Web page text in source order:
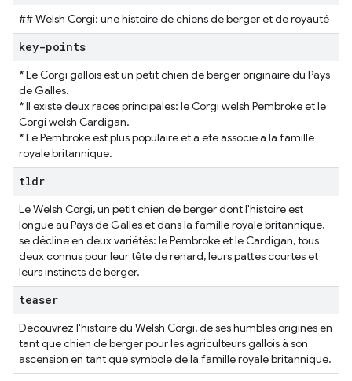
## Welsh Corgi: une histoire de chiens de berger et de royauté
key-points
* Le Corgi gallois est un petit chien de berger originaire du Pays
de Galles.
* Il existe deux races principales: le Corgi welsh Pembroke et le
Corgi welsh Cardigan.
* Le Pembroke est plus populaire et a été associé à la famille
royale britannique.
tldr
Le Welsh Corgi, un petit chien de berger dont l'histoire est
longue au Pays de Galles et dans la famille royale britannique,
se décline en deux variétés: le Pembroke et le Cardigan, tous
deux connus pour leur tête de renard, leurs pattes courtes et
leurs instincts de berger.
teaser
Découvrez l'histoire du Welsh Corgi, de ses humbles origines en
tant que chien de berger pour les agriculteurs gallois à son
ascension en tant que symbole de la famille royale britannique.